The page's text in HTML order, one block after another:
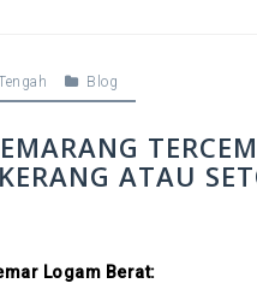
Blog
ATAU
Logam Berat: